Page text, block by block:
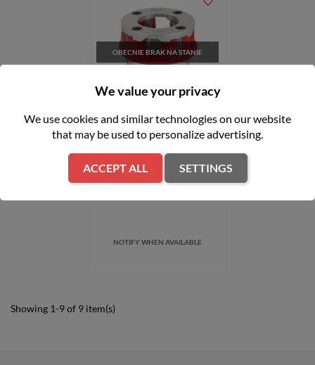
OBECNIE BRAK NA STANIE
Głowica tnąca 3/4'' do
gwintownicy Milwaukee
M18FPT114
zł1,249.00
NOTIFY WHEN AVAILABLE
Showing 1-9 of 9 item(s)
We value your privacy
We use cookies and similar technologies on our website
that may be used to personalize advertising.
ACCEPT ALL SETTINGS